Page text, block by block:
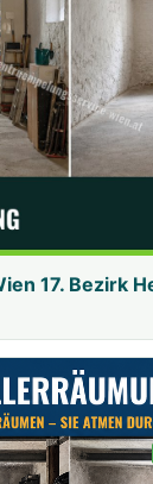
17. Bezirk